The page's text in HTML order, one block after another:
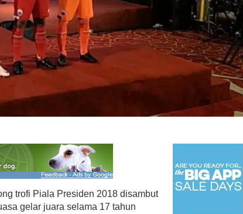
trofi Piala Presiden 2018 disambut
gelar juara selama 17 tahun